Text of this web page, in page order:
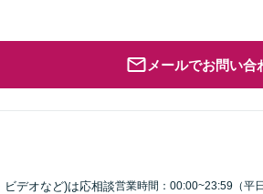
メールでお問い合
デオなど)は応相談営業時間：00:00~23:59（平日